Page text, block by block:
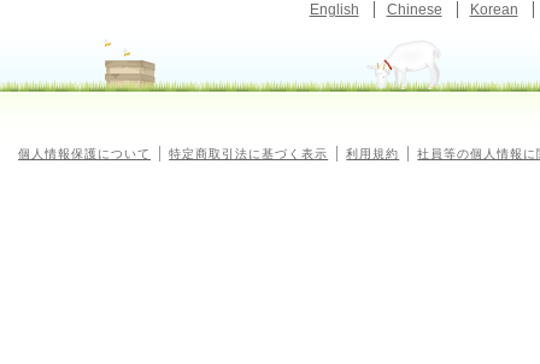
English Chinese Korean
個人情報保護について 特定商取引法に基づく表示 利用規約 社員等の個人情報